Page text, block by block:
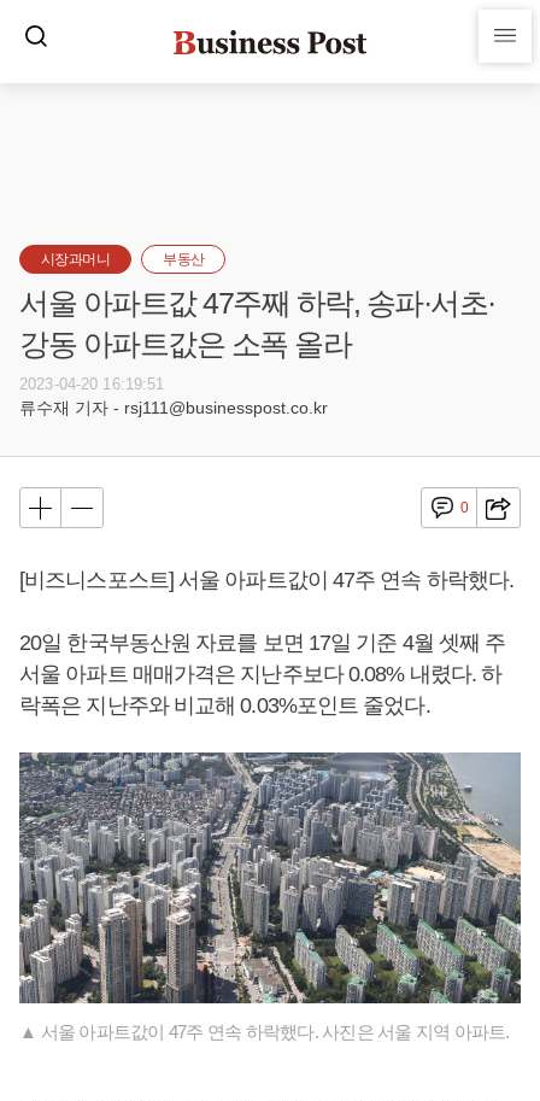
시장과머니 부동산
서울 아파트값 47주째 하락, 송파·서초·
강동 아파트값은 소폭 올라
2023-04-20 16:19:51
류수재 기자 - rsj111@businesspost.co.kr
0
[비즈니스포스트] 서울 아파트값이 47주 연속 하락했다.
20일 한국부동산원 자료를 보면 17일 기준 4월 셋째 주
서울 아파트 매매가격은 지난주보다 0.08% 내렸다. 하
락폭은 지난주와 비교해 0.03%포인트 줄었다.
▲ 서울 아파트값이 47주 연속 하락했다. 사진은 서울 지역 아파트.